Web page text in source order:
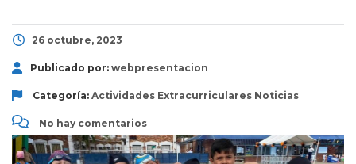
26 octubre, 2023
Publicado por: webpresentacion
Categoría: Actividades Extracurriculares Noticias
No hay comentarios